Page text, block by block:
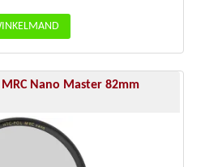
Nano Master 82mm